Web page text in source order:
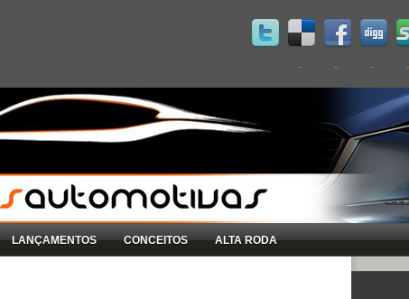
LANÇAMENTOS CONCEITOS ALTA RODA